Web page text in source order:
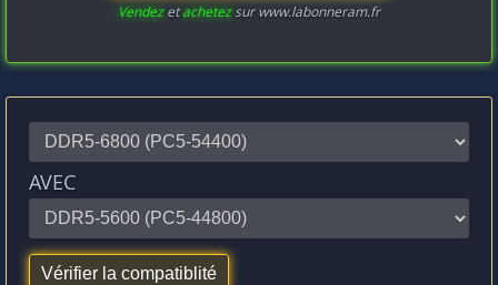
Vendezetachetezsur www.labonneram.fr
AVEC